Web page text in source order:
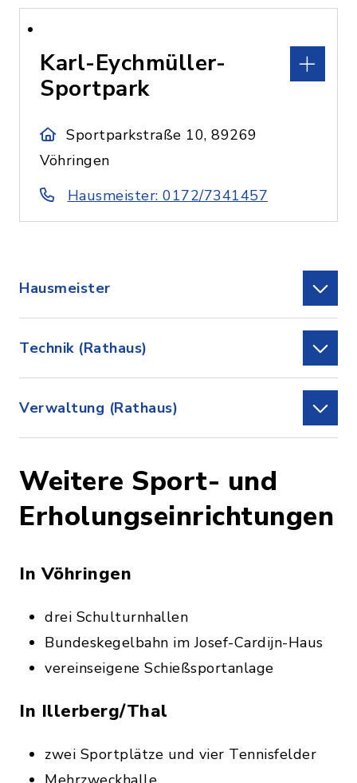
Karl-Eychmüller-
Sportpark
Sportparkstraße 10, 89269
Vöhringen
Hausmeister: 0172/7341457
Hausmeister
Technik (Rathaus)
Verwaltung (Rathaus)
Weitere Sport- und
Erholungseinrichtungen
In Vöhringen
drei Schulturnhallen
Bundeskegelbahn im Josef-Cardijn-Haus
vereinseigene Schießsportanlage
In Illerberg/Thal
zwei Sportplätze und vier Tennisfelder